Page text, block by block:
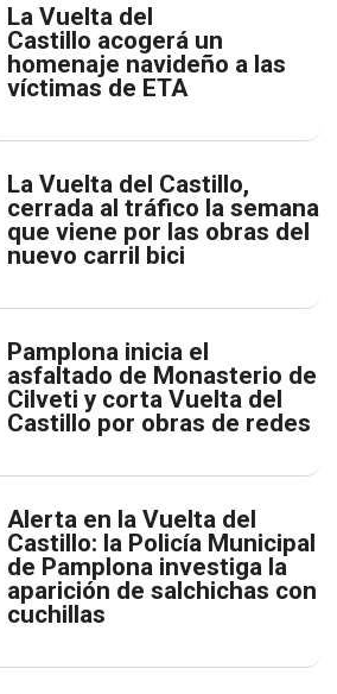
La Vuelta del
Castillo acogerá un
homenaje navideño a las
víctimas de ETA
La Vuelta del Castillo,
cerrada al tráfico la semana
que viene por las obras del
nuevo carril bici
Pamplona inicia el
asfaltado de Monasterio de
Cilveti y corta Vuelta del
Castillo por obras de redes
Alerta en la Vuelta del
Castillo: la Policía Municipal
de Pamplona investiga la
aparición de salchichas con
cuchillas